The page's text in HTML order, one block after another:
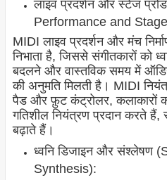
लाइव प्रदर्शन और स्टेज
Performance and
MIDI लाइव प्रदर्शन और मंच
निभाता है, जिससे संगीतकारों को
बदलने और वास्तविक समय में
की अनुमति मिलती है। MIDI
पैड और फ़ुट कंट्रोलर, कलाकारों
गतिशील नियंत्रण प्रदान करते हैं,
बढ़ाते हैं।
ध्वनि डिजाइन और संश्लेषण
Synthesis):